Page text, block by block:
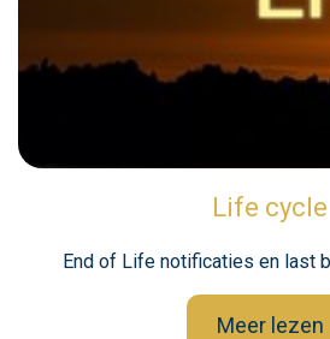
Life cycle
End of Life notificaties en last
Meer lezen